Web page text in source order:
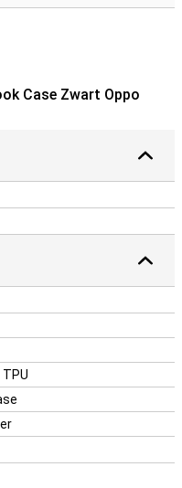
Case Zwart Oppo
TPU